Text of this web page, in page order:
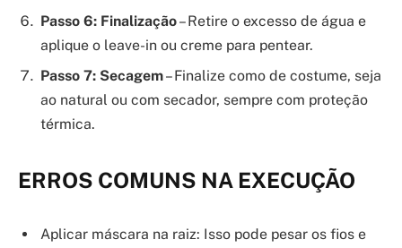
Passo 6: Finalização– Retire o excesso de água e
aplique o leave-in ou creme para pentear.
Passo 7: Secagem– Finalize como de costume, seja
ao natural ou com secador, sempre com proteção
térmica.
ERROS COMUNS NA EXECUÇÃO
Aplicar máscara na raiz: Isso pode pesar os fios e